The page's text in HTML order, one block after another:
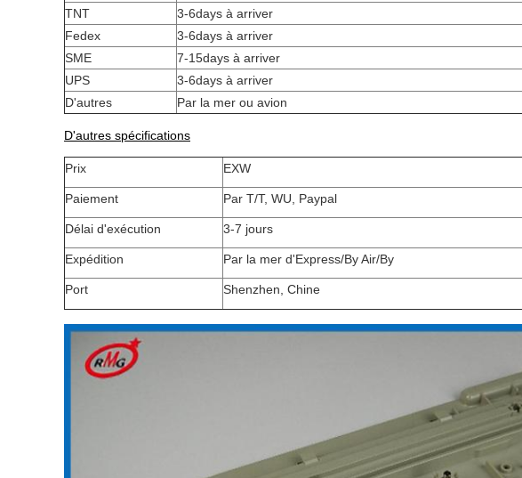
TNT
3-6days à arriver
Fedex
3-6days à arriver
SME
7-15days à arriver
UPS
3-6days à arriver
D'autres
Par la mer ou avion
D'autres spécifications
Prix EXW
Paiement Par T/T, WU, Paypal
Délai d'exécution 3-7 jours
Expédition Par la mer d'Express/By Air/By
Port Shenzhen, Chine